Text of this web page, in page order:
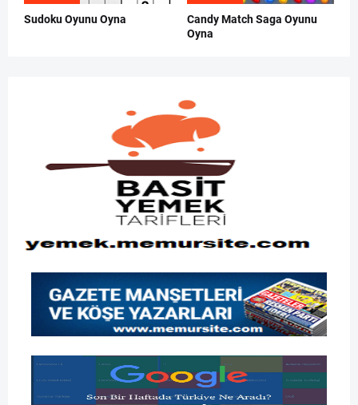
Sudoku Oyunu Oyna
Candy Match Saga Oyunu
Oyna